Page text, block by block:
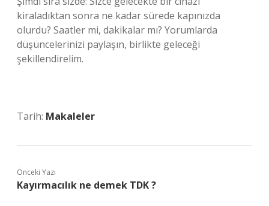
kiraladıktan sonra ne kadar sürede kapınızda
olurdu? Saatler mi, dakikalar mı? Yorumlarda
düşüncelerinizi paylaşın, birlikte geleceği
şekillendirelim.
Tarih: Makaleler
Önceki Yazı
Kayırmacılık ne demek TDK ?